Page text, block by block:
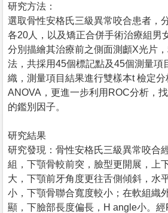
研究方法：
選取骨性安格氏三級異常咬合患者，
各20人，以及矯正合併手術治療組男
分別描繪其治療前之側面測顱X光片
法，共採用45個標記點及45個測量項
織，測量項目結果進行雙樣本t 檢定
ANOVA，更進一步利用ROC分析，
的鑑別因子。
研究結果
研究發現：骨性安格氏三級異常咬合
組，下顎骨較前突，臉型更開展，上
大，下顎前牙角度更往舌側傾斜，水
小，下顎骨聯合寬度較小；在軟組織
顯，下臉部長度偏長，H angle小。